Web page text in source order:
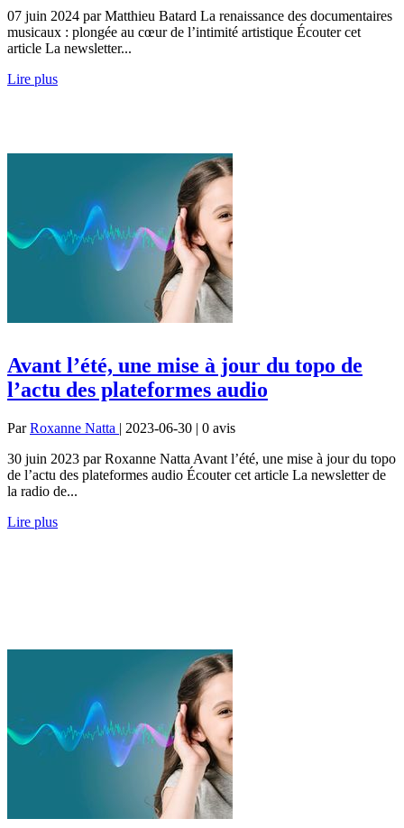
07 juin 2024 par Matthieu Batard La renaissance des documentaires
musicaux : plongée au cœur de l’intimité artistique Écouter cet
article La newsletter...
Lire plus
Avant l’été, une mise à jour du topo de
l’actu des plateformes audio
ParRoxanne Natta | 2023-06-30 | 0 avis
30 juin 2023 par Roxanne Natta Avant l’été, une mise à jour du topo
de l’actu des plateformes audio Écouter cet article La newsletter de
la radio de...
Lire plus